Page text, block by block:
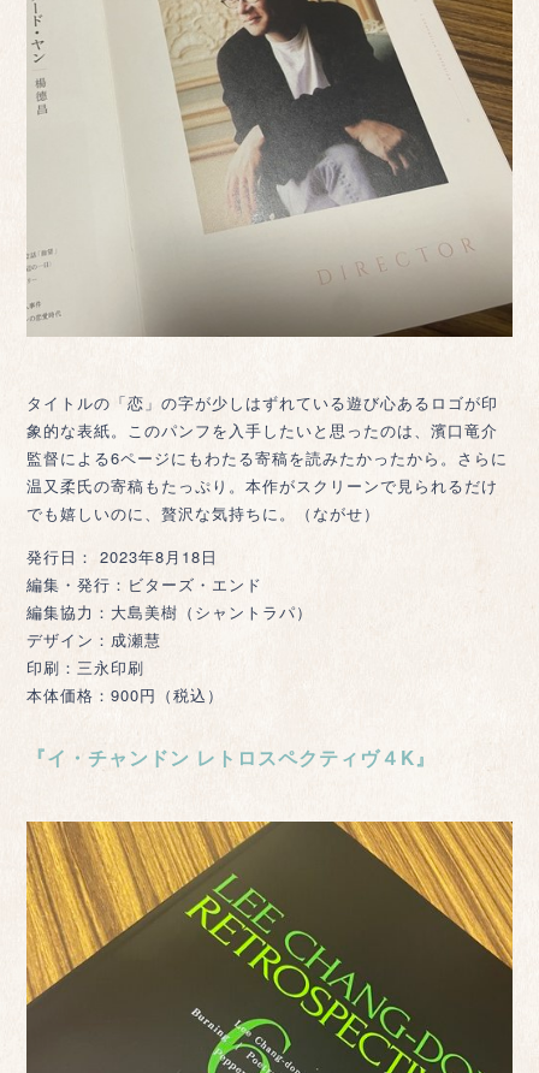
タイトルの「恋」の字が少しはずれている遊び心あるロゴが印
象的な表紙。このパンフを入手したいと思ったのは、濱口竜介
監督による6ページにもわたる寄稿を読みたかったから。さらに
温又柔氏の寄稿もたっぷり。本作がスクリーンで見られるだけ
でも嬉しいのに、贅沢な気持ちに。（ながせ）
発行日： 2023年8月18日
編集・発行：ビターズ・エンド
編集協力：大島美樹（シャントラパ）
デザイン：成瀬慧
印刷：三永印刷
本体価格：900円（税込）
『イ・チャンドン レトロスペクティヴ４K』